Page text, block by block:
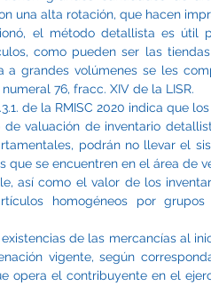
una alta rotación, que hacen
el método detallista es útil
como pueden ser las
a grandes volúmenes se les
76, fracc. XIV de la LISR.
de la RMISC 2020 indica que
valuación de inventario
podrán no llevar el
que se encuentren en el área de
así como el valor de los
homogéneos por
de las mercancías al
vigente, según
opera el contribuyente en el